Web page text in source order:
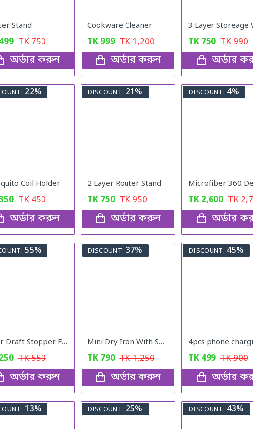
Stand
499 TK750
অর্ডার করুন
Cookware Cleaner
TK 999 TK1,200
অর্ডার করুন
TK 750 TK990
অর্ডার
22%
Coil Holder
TK450
অর্ডার করুন
DISCOUNT: 21%
2 Layer Router Stand
TK 750 TK950
অর্ডার করুন
DISCOUNT: 4%
TK 2,600 TK
অর্ডার
55%
Door Draft Stopper Foam
250 TK550
অর্ডার করুন
DISCOUNT: 37%
Mini Dry Iron With Spray
TK 790 TK1,250
অর্ডার করুন
DISCOUNT: 45%
TK 499 TK900
অর্ডার
13% DISCOUNT: 25% DISCOUNT: 43%